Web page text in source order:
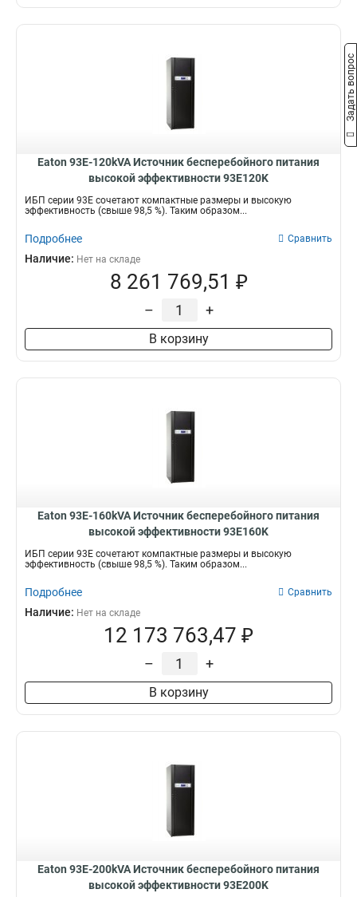
Eaton 93E-120kVA Источник бесперебойного питания
высокой эффективности 93E120K
ИБП серии 93Е сочетают компактные размеры и высокую
эффективность (свыше 98,5 %). Таким образом...
Подробнее Сравнить
Наличие: Нет на складе
8 261 769,51 ₽
– +
В корзину
Eaton 93E-160kVA Источник бесперебойного питания
высокой эффективности 93E160K
ИБП серии 93Е сочетают компактные размеры и высокую
эффективность (свыше 98,5 %). Таким образом...
Подробнее Сравнить
Наличие: Нет на складе
12 173 763,47 ₽
– +
В корзину
Eaton 93E-200kVA Источник бесперебойного питания
высокой эффективности 93E200K
Задать вопрос